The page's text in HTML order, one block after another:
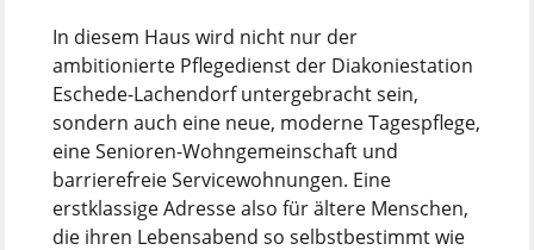
In diesem Haus wird nicht nur der
ambitionierte Pflegedienst der Diakoniestation
Eschede-Lachendorf untergebracht sein,
sondern auch eine neue, moderne Tagespflege,
eine Senioren-Wohngemeinschaft und
barrierefreie Servicewohnungen. Eine
erstklassige Adresse also für ältere Menschen,
die ihren Lebensabend so selbstbestimmt wie